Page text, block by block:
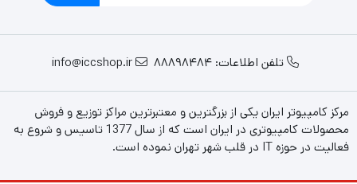
تلفن اطلاعات: 88898484 info@iccshop.ir
مرکز کامپیوتر ایران یکی از بزرگترین و معتبرترین مراکز توزیع و فروش
محصولات کامپیوتری در ایران است که از سال 1377 تاسیس و شروع به
فعالیت در حوزه IT در قلب شهر تهران نموده است.